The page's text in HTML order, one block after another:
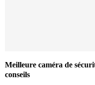
Meilleure caméra de
conseils